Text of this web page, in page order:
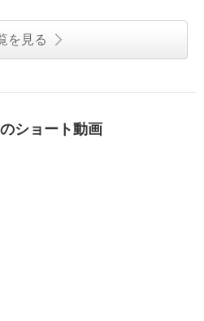
を見る
ショート動画